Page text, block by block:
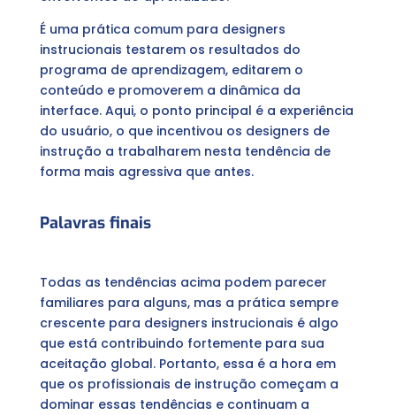
É uma prática comum para designers
instrucionais testarem os resultados do
programa de aprendizagem, editarem o
conteúdo e promoverem a dinâmica da
interface. Aqui, o ponto principal é a experiência
do usuário, o que incentivou os designers de
instrução a trabalharem nesta tendência de
forma mais agressiva que antes.
Palavras finais
Todas as tendências acima podem parecer
familiares para alguns, mas a prática sempre
crescente para designers instrucionais é algo
que está contribuindo fortemente para sua
aceitação global. Portanto, essa é a hora em
que os profissionais de instrução começam a
dominar essas tendências e continuam a